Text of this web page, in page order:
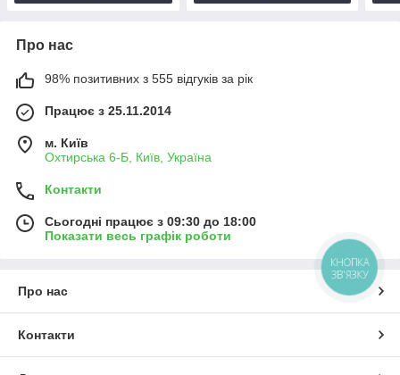
Про нас
98% позитивних з 555 відгуків за рік
Працює з 25.11.2014
м. Київ
Охтирська 6-Б, Київ, Україна
Контакти
Сьогодні працює з 09:30 до 18:00
Показати весь графік роботи
Про нас
Контакти
КНОПКА
ЗВ'ЯЗКУ